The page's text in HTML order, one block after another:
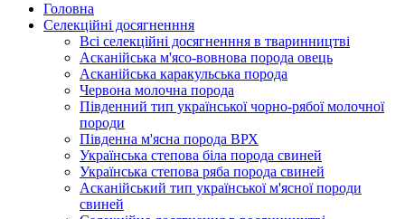
Головна
Селекційні досягненння
Всі cелекційні досягненння в тваринництві
Асканійська м'ясо-вовнова порода овець
Асканійська каракульська порода
Червона молочна порода
Південний тип української чорно-рябої молочної
породи
Південна м'ясна порода ВРХ
Українська степова біла порода свиней
Українська степова ряба порода свиней
Асканійський тип української м'ясної породи
свиней